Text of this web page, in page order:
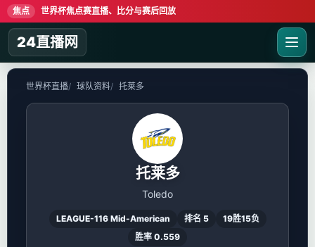
焦点 世界杯焦点赛直播、比分与赛后回放
24直播网
世界杯直播 球队资料 托莱多
托莱多
Toledo
LEAGUE-116 Mid-American 排名 5
19胜15负
胜率 0.559